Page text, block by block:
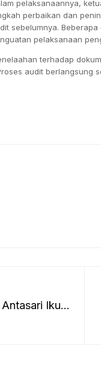
pelaksanaannya,
perbaikan dan
sebelumnya.
pelaksanaan
terhadap
audit
Ikuti